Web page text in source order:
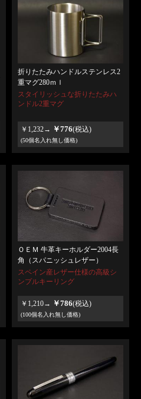
折りたたみハンドルステンレス2
重マグ280ｍｌ
スタイリッシュな折りたたみハ
ンドル2重マグ
￥1,232→ ￥776(税込)
(50個名入れ無し価格)
ＯＥＭ 牛革キーホルダー2004長
角（スパニッシュレザー）
スペイン産レザー仕様の高級シ
ンプルキーリング
￥1,210→ ￥786(税込)
(100個名入れ無し価格)